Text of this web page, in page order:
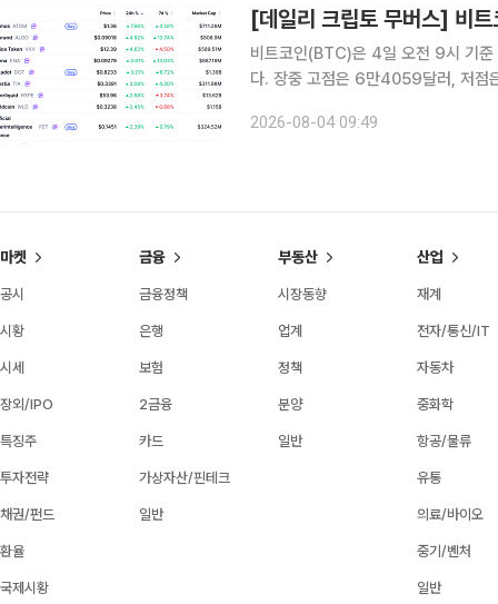
비트코인(BTC)은 4일 오전 9시 기
다. 장중 고점은 6만4059달러, 저점
2026-08-04 09:49
마켓
공시
시황
시세
장외/IPO
특징주
투자전략
채권/펀드
환율
국제시황
금융
금융정책
은행
보험
2금융
카드
가상자산/핀테크
일반
부동산
시장동향
업계
정책
분양
일반
산업
재계
전자/통신/IT
자동차
중화학
항공/물류
유통
의료/바이오
중기/벤처
일반